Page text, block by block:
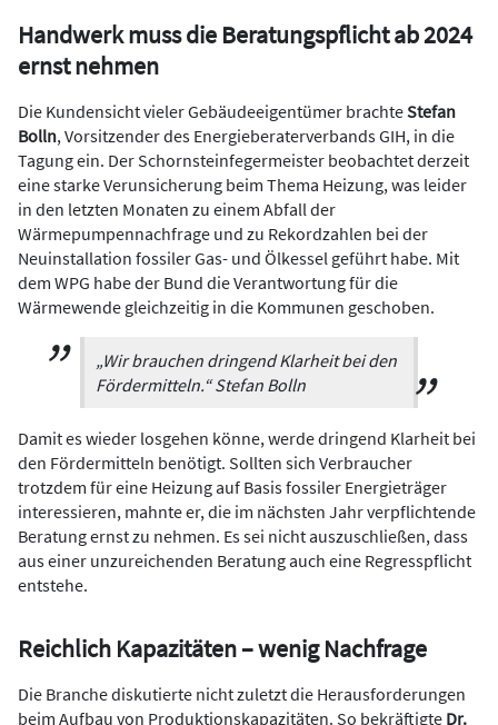
Handwerk muss die Beratungspflicht ab 2024
ernst nehmen
Die Kundensicht vieler Gebäudeeigentümer brachteStefan
Bolln, Vorsitzender des Energieberaterverbands GIH, in die
Tagung ein. Der Schornsteinfegermeister beobachtet derzeit
eine starke Verunsicherung beim Thema Heizung, was leider
in den letzten Monaten zu einem Abfall der
Wärmepumpennachfrage und zu Rekordzahlen bei der
Neuinstallation fossiler Gas- und Ölkessel geführt habe. Mit
dem WPG habe der Bund die Verantwortung für die
Wärmewende gleichzeitig in die Kommunen geschoben.
„Wir brauchen dringend Klarheit bei den
Fördermitteln.“ Stefan Bolln
Damit es wieder losgehen könne, werde dringend Klarheit bei
den Fördermitteln benötigt. Sollten sich Verbraucher
trotzdem für eine Heizung auf Basis fossiler Energieträger
interessieren, mahnte er, die im nächsten Jahr verpflichtende
Beratung ernst zu nehmen. Es sei nicht auszuschließen, dass
aus einer unzureichenden Beratung auch eine Regresspflicht
entstehe.
Reichlich Kapazitäten – wenig Nachfrage
Die Branche diskutierte nicht zuletzt die Herausforderungen
beim Aufbau von Produktionskapazitäten. So bekräftigte Dr.